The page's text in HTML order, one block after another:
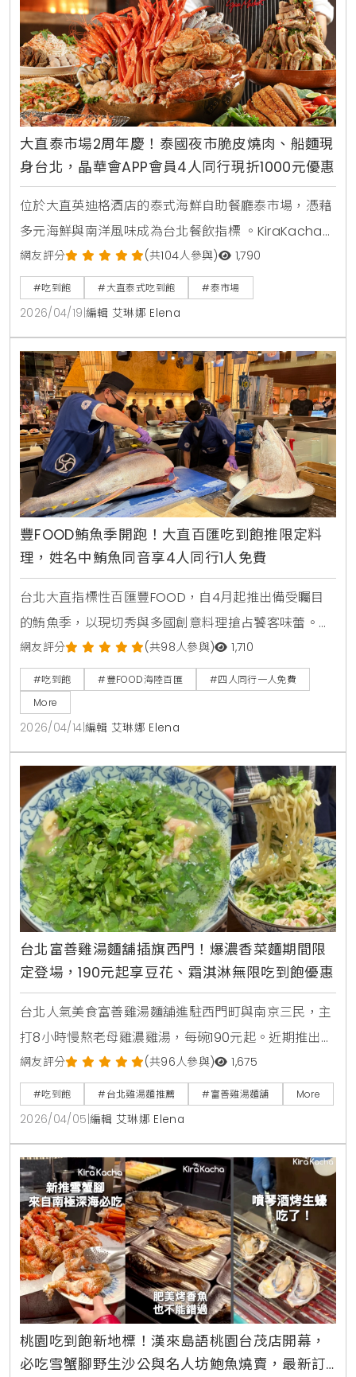
大直泰市場2周年慶！泰國夜市脆皮燒肉、船麵現
身台北，晶華會APP會員4人同行現折1000元優惠
位於大直英迪格酒店的泰式海鮮自助餐廳泰市場，憑藉
多元海鮮與南洋風味成為台北餐飲指標 。KiraKacha去
啦！創辦人梁翔渝表示，泰式餐飲的關鍵在於香料層次
的還原度，泰市場此次將泰國夜市脆皮燒肉與船麵等具
視覺效果的料理帶入餐檯，不僅強化了食客的互動體
驗，更精準捕捉到台灣消費者對曼谷街頭美食的情感連
結與味覺渴望 。
網友評分 (共104人參與) 1,790
#吃到飽 #大直泰式吃到飽 #泰市場
2026/04/19 編輯 艾琳娜 Elena
豐FOOD鮪魚季開跑！大直百匯吃到飽推限定料
理，姓名中鮪魚同音享4人同行1人免費
台北大直指標性百匯豐FOOD，自4月起推出備受矚目
的鮪魚季，以現切秀與多國創意料理搶占饕客味蕾。
KiraKacha去啦！創辦人梁翔渝表示，隨著餐飲市場分
眾化，主題性的季節料理結合視覺互動體驗，已成為消
費者選擇百匯的關鍵考量，這不僅提升了餐飲的趣味
性，更能透過專業技藝展示，確立品牌在海味料理上的
職人權威。
網友評分 (共98人參與) 1,710
#吃到飽 #豐FOOD海陸百匯
#四人同行一人免費
More
2026/04/14 編輯 艾琳娜 Elena
台北富善雞湯麵舖插旗西門！爆濃香菜麵期間限
定登場，190元起享豆花、霜淇淋無限吃到飽優惠
台北人氣美食富善雞湯麵舖進駐西門町與南京三民，主
打8小時慢熬老母雞濃雞湯，每碗190元起。近期推出期
間限定爆濃香菜雞湯麵，並提供豆花、霜淇淋及飲料無
限吃到飽，是個人用餐的平價療癒首選。
網友評分 (共96人參與) 1,675
#吃到飽 #台北雞湯麵推薦 #富善雞湯麵舖 More
2026/04/05 編輯 艾琳娜 Elena
桃園吃到飽新地標！漢來島語桃園台茂店開幕，
必吃雪蟹腳野生沙公與名人坊鮑魚燒賣，最新訂